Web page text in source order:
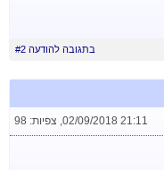
בתגובה להודעה #2
02/09/2018 21:11
, צפיות: 98